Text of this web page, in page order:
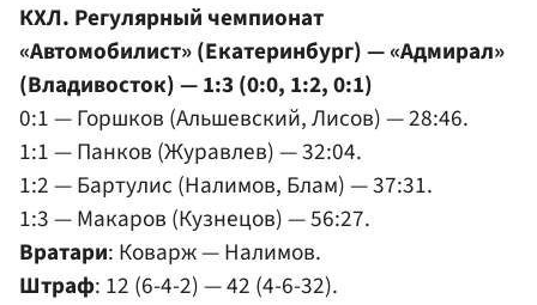
КХЛ. Регулярный чемпионат
«Автомобилист» (Екатеринбург) — «Адмирал»
(Владивосток) — 1:3 (0:0, 1:2, 0:1)
0:1 — Горшков (Альшевский, Лисов) — 28:46.
1:1 — Панков (Журавлев) — 32:04.
1:2 — Бартулис (Налимов, Блам) — 37:31.
1:3 — Макаров (Кузнецов) — 56:27.
Вратари: Коварж — Налимов.
Штраф: 12 (6-4-2) — 42 (4-6-32).